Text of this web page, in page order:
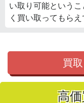
い取り可能という
く買い取ってもら
買
高